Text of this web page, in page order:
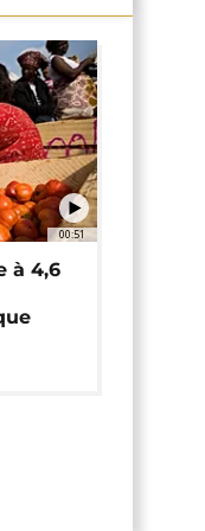
00:51
à 4,6